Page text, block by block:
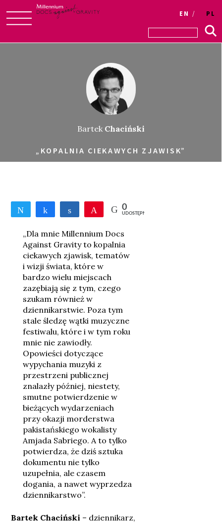
to
EN PL
Bartek Chaciński
„KOPALNIA CIEKAWYCH ZJAWISK”
Tweetnij UdostępnijUdostępnijPrzypnij
0
UDOSTĘPNIEŃ
„Dla mnie Millennium Docs
Against Gravity to kopalnia
ciekawych zjawisk, tematów
i wizji świata, które w
bardzo wielu miejscach
zazębiają się z tym, czego
szukam również w
dziennikarstwie. Poza tym
stale śledzę wątki muzyczne
festiwalu, które i w tym roku
mnie nie zawiodły.
Opowieści dotyczące
wypychania muzyki z
przestrzeni publicznej
znalazły później, niestety,
smutne potwierdzenie w
bieżących wydarzeniach
przy okazji morderstwa
pakistańskiego wokalisty
Amjada Sabriego. A to tylko
potwierdza, że dziś sztuka
dokumentu nie tylko
uzupełnia, ale czasem
dogania, a nawet wyprzedza
dziennikarstwo”.
Bartek Chaciński – dziennikarz,